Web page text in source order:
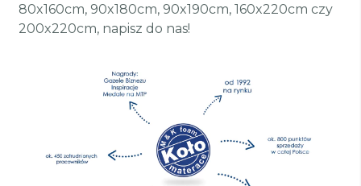
80x160cm, 90x180cm, 90x190cm, 160x220cm czy
200x220cm, napisz do nas!